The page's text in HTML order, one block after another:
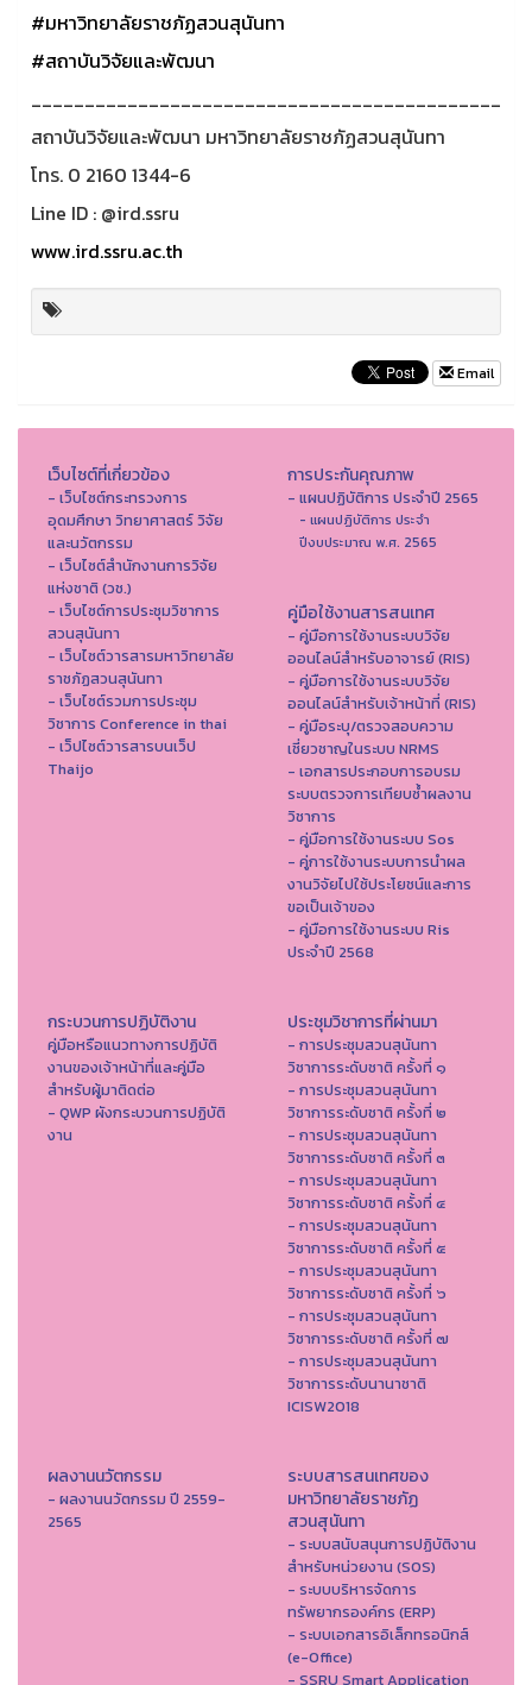
#มหาวิทยาลัยราชภัฏสวนสุนันทา
#สถาบันวิจัยและพัฒนา
____________________________________________
สถาบันวิจัยและพัฒนา มหาวิทยาลัยราชภัฏสวนสุนันทา
โทร. 0 2160 1344-6
Line ID : @ird.ssru
www.ird.ssru.ac.th
Email
เว็บไซต์ที่เกี่ยวข้อง
- เว็บไซต์กระทรวงการ
อุดมศึกษา วิทยาศาสตร์ วิจัย
และนวัตกรรม
- เว็บไซต์สำนักงานการวิจัย
แห่งชาติ (วช.)
- เว็บไซต์การประชุมวิชาการ
สวนสุนันทา
- เว็บไซต์วารสารมหาวิทยาลัย
ราชภัฏสวนสุนันทา
- เว็บไซต์รวมการประชุม
วิชาการ Conference in thai
- เว็ปไซต์วารสารบนเว็ป
Thaijo
การประกันคุณภาพ
- แผนปฏิบัติการ ประจำปี 2565
- แผนปฏิบัติการ ประจำ
ปีงบประมาณ พ.ศ. 2565
คู่มือใช้งานสารสนเทศ
- คู่มือการใช้งานระบบวิจัย
ออนไลน์สำหรับอาจารย์ (RIS)
- คู่มือการใช้งานระบบวิจัย
ออนไลน์สำหรับเจ้าหน้าที่ (RIS)
- คู่มือระบุ/ตรวจสอบความ
เชี่ยวชาญในระบบ NRMS
- เอกสารประกอบการอบรม
ระบบตรวจการเทียบซ้ำผลงาน
วิชาการ
- คู่มือการใช้งานระบบ Sos
- คู่การใช้งานระบบการนำผล
งานวิจัยไปใช้ประโยชน์และการ
ขอเป็นเจ้าของ
- คู่มือการใช้งานระบบ Ris
ประจำปี 2568
กระบวนการปฏิบัติงาน
คู่มือหรือแนวทางการปฏิบัติ
งานของเจ้าหน้าที่และคู่มือ
สำหรับผู้มาติดต่อ
- QWP ผังกระบวนการปฏิบัติ
งาน
ประชุมวิชาการที่ผ่านมา
- การประชุมสวนสุนันทา
วิชาการระดับชาติ ครั้งที่ ๑
- การประชุมสวนสุนันทา
วิชาการระดับชาติ ครั้งที่ ๒
- การประชุมสวนสุนันทา
วิชาการระดับชาติ ครั้งที่ ๓
- การประชุมสวนสุนันทา
วิชาการระดับชาติ ครั้งที่ ๔
- การประชุมสวนสุนันทา
วิชาการระดับชาติ ครั้งที่ ๕
- การประชุมสวนสุนันทา
วิชาการระดับชาติ ครั้งที่ ๖
- การประชุมสวนสุนันทา
วิชาการระดับชาติ ครั้งที่ ๗
- การประชุมสวนสุนันทา
วิชาการระดับนานาชาติ
ICISW2018
ผลงานนวัตกรรม
- ผลงานนวัตกรรม ปี 2559-
2565
ระบบสารสนเทศของ
มหาวิทยาลัยราชภัฏ
สวนสุนันทา
- ระบบสนับสนุนการปฏิบัติงาน
สำหรับหน่วยงาน (SOS)
- ระบบบริหารจัดการ
ทรัพยากรองค์กร (ERP)
- ระบบเอกสารอิเล็กทรอนิกส์
(e-Office)
- SSRU Smart Application